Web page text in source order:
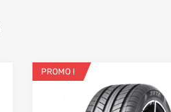
PROMO !